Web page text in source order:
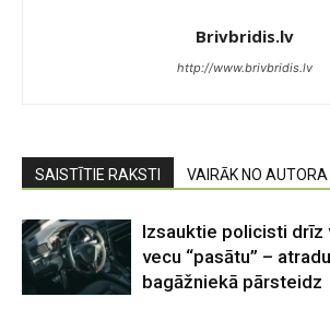
Brivbridis.lv
http://www.brivbridis.lv
SAISTĪTIE RAKSTI VAIRĀK NO AUTORA
Izsauktie policisti drīz
vecu “pasātu” –
bagāžniekā pārsteidz